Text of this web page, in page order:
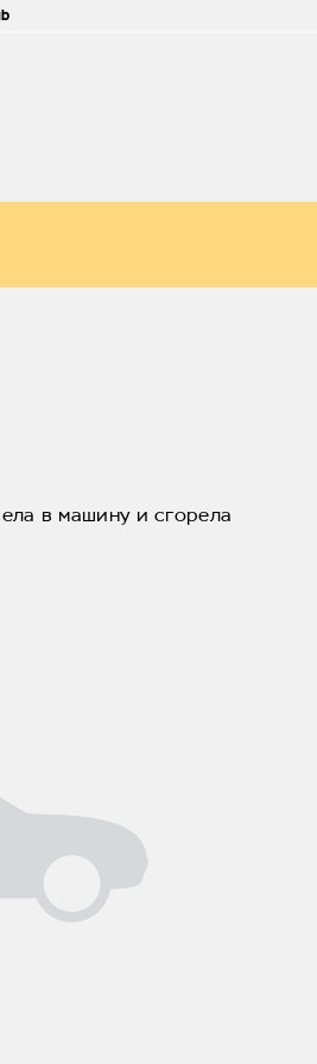
в машину и сгорела